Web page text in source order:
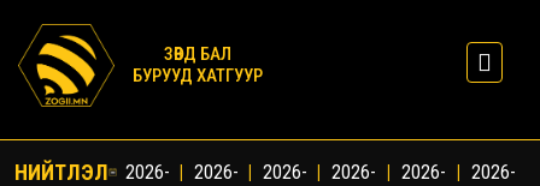
ЗӨВД БАЛ
БУРУУД ХАТГУУР
НИЙТЛЭЛ
2026- | 2026- | 2026- | 2026- | 2026- | 2026-